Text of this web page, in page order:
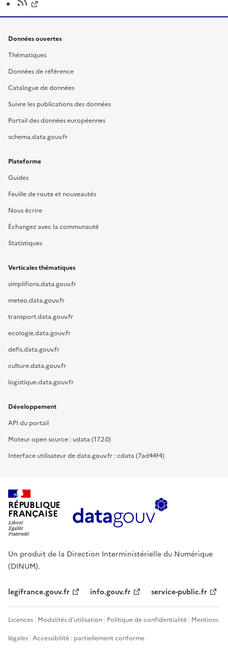
Données ouvertes
Thématiques
Données de référence
Catalogue de données
Suivre les publications des données
Portail des données européennes
schema.data.gouv.fr
Plateforme
Guides
Feuille de route et nouveautés
Nous écrire
Échangez avec la communauté
Statistiques
Verticales thématiques
simplifions.data.gouv.fr
meteo.data.gouv.fr
transport.data.gouv.fr
ecologie.data.gouv.fr
defis.data.gouv.fr
culture.data.gouv.fr
logistique.data.gouv.fr
Développement
API du portail
Moteur open source : udata (17.2.0)
Interface utilisateur de data.gouv.fr : cdata (7ad44f4)
RÉPUBLIQUE
FRANÇAISE
Un produit de la Direction Interministérielle du Numérique
(DINUM).
legifrance.gouv.fr info.gouv.fr service-public.fr
Licences Modalités d'utilisation Politique de confidentialité Mentions
légales Accessibilité : partiellement conforme